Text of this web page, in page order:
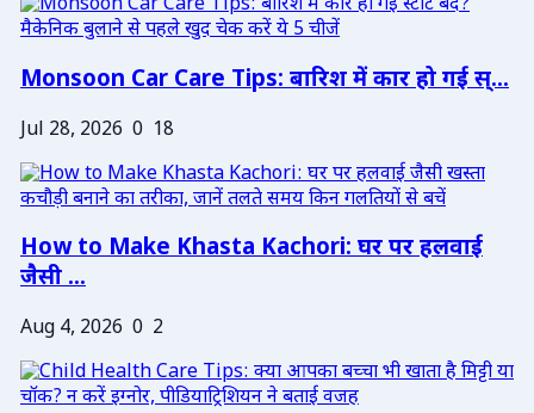
Monsoon Car Care Tips: बारिश में कार हो गई स्...
Jul 28, 2026 0 18
How to Make Khasta Kachori: घर पर हलवाई
जैसी ...
Aug 4, 2026 0 2